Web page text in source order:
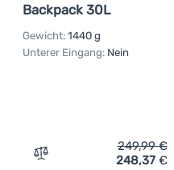
Backpack 30L
Gewicht: 1440 g
Unterer Eingang: Nein
Zum Vergleich
249,99€
248,37 €